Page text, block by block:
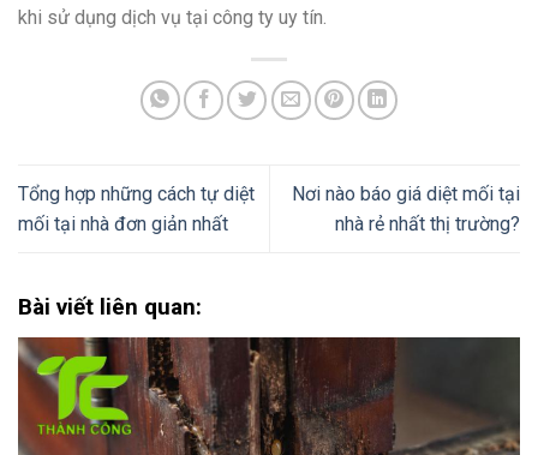
khi sử dụng dịch vụ tại công ty uy tín.
Tổng hợp những cách tự diệt
mối tại nhà đơn giản nhất
Nơi nào báo giá diệt mối tại
nhà rẻ nhất thị trường?
Bài viết liên quan: